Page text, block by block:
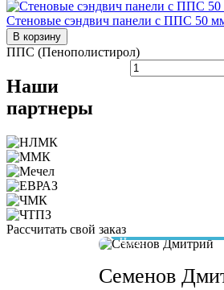
Стеновые сэндвич панели с ППС 50
В корзину
ППС (Пенополистирол)
Наши
партнеры
Рассчитать свой заказ
Семенов